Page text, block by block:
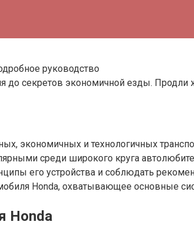
руководство
до секретов экономичной езды.
экономичных и технологичных
среди широкого круга
его устройства и соблюдать
Honda, охватывающее основные
Honda